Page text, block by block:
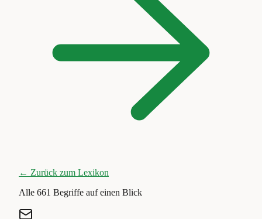
← Zurück zum Lexikon
Alle 661 Begriffe auf einen Blick